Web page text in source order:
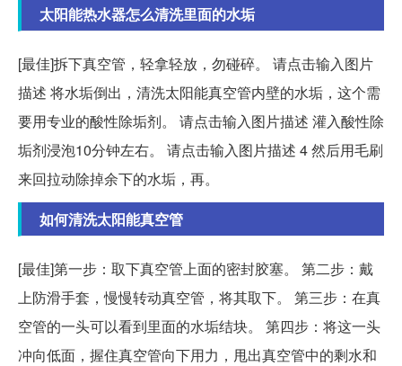
太阳能热水器怎么清洗里面的水垢
[最佳]拆下真空管，轻拿轻放，勿碰碎。 请点击输入图片
描述 将水垢倒出，清洗太阳能真空管内壁的水垢，这个需
要用专业的酸性除垢剂。 请点击输入图片描述 灌入酸性除
垢剂浸泡10分钟左右。 请点击输入图片描述 4 然后用毛刷
来回拉动除掉余下的水垢，再。
如何清洗太阳能真空管
[最佳]第一步：取下真空管上面的密封胶塞。 第二步：戴
上防滑手套，慢慢转动真空管，将其取下。 第三步：在真
空管的一头可以看到里面的水垢结块。 第四步：将这一头
冲向低面，握住真空管向下用力，甩出真空管中的剩水和